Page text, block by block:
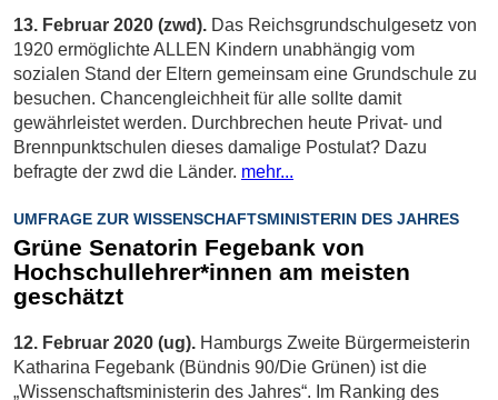
13. Februar 2020 (zwd). Das Reichsgrundschulgesetz von
1920 ermöglichte ALLEN Kindern unabhängig vom
sozialen Stand der Eltern gemeinsam eine Grundschule zu
besuchen. Chancengleichheit für alle sollte damit
gewährleistet werden. Durchbrechen heute Privat- und
Brennpunktschulen dieses damalige Postulat? Dazu
befragte der zwd die Länder. mehr...
UMFRAGE ZUR WISSENSCHAFTSMINISTERIN DES JAHRES
Grüne Senatorin Fegebank von
Hochschullehrer*innen am meisten
geschätzt
12. Februar 2020 (ug). Hamburgs Zweite Bürgermeisterin
Katharina Fegebank (Bündnis 90/Die Grünen) ist die
„Wissenschaftsministerin des Jahres“. Im Ranking des